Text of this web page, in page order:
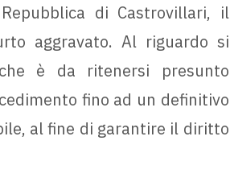
di Castrovillari, il
aggravato. Al riguardo si
è da ritenersi presunto
fino ad un definitivo
al fine di garantire il diritto